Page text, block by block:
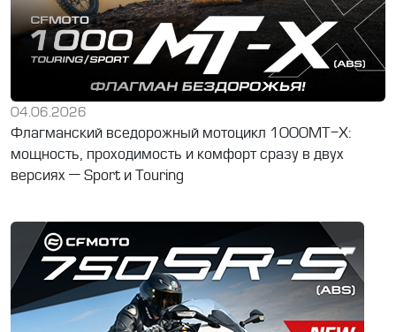
04.06.2026
Флагманский вседорожный мотоцикл 1000MT-X:
мощность, проходимость и комфорт сразу в двух
версиях — Sport и Touring